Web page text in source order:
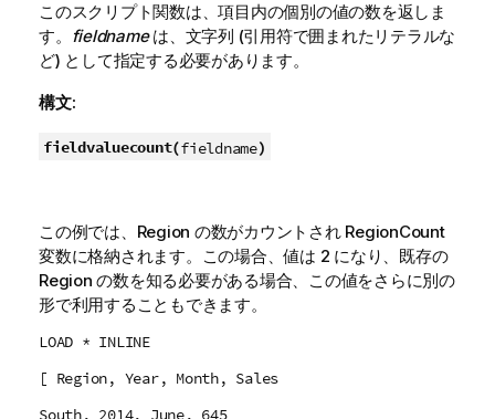
このスクリプト関数は、項目内の個別の値の数を返しま
す。 fieldnameは、文字列 (引用符で囲まれたリテラルな
ど) として指定する必要があります。
構文:
fieldvaluecount(fieldname)
この例では、Region の数がカウントされ RegionCount
変数に格納されます。この場合、値は 2 になり、既存の
Region の数を知る必要がある場合、この値をさらに別の
形で利用することもできます。
LOAD * INLINE
[ Region, Year, Month, Sales
South, 2014, June, 645